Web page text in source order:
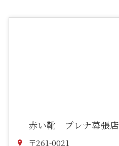
赤い靴 プレナ幕張店
〒261-0021